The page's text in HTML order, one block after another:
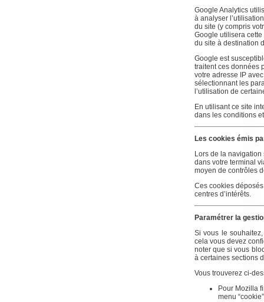
Google Analytics
à analyser
du site (y compris
Google utilisera
du site à destination
Google est
traitent ces données
votre adresse IP
sélectionnant les
l’utilisation de
En utilisant ce site
dans les conditions
Les cookies émis
Lors de la
dans votre terminal
moyen de contrôles
Ces cookies
centres d’intérêts.
Paramétrer la
Si vous le
cela vous devez
noter que si vous
à certaines sections
Vous trouverez ci-
Pour Mozilla
menu